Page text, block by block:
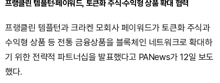
프랭클린 템플턴·페이워드, 토큰화 주식·수익형 상품 확대 협력
프랭클린 템플턴과 크라켄 모회사 페이워드가 토큰화 주식과
수익형 상품 등 전통 금융상품을 블록체인 네트워크로 확대하
기 위한 전략적 파트너십을 발표했다고 PANews가 12일 보도
했다.